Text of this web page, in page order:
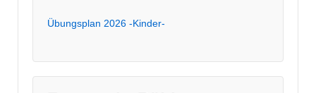
Übungsplan 2026 -Kinder-